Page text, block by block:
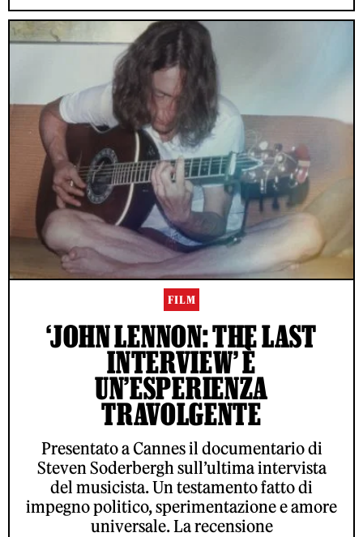
FILM
‘JOHN LENNON: THE LAST
INTERVIEW’ È
UN’ESPERIENZA
TRAVOLGENTE
Presentato a Cannes il documentario di
Steven Soderbergh sull’ultima intervista
del musicista. Un testamento fatto di
impegno politico, sperimentazione e amore
universale. La recensione